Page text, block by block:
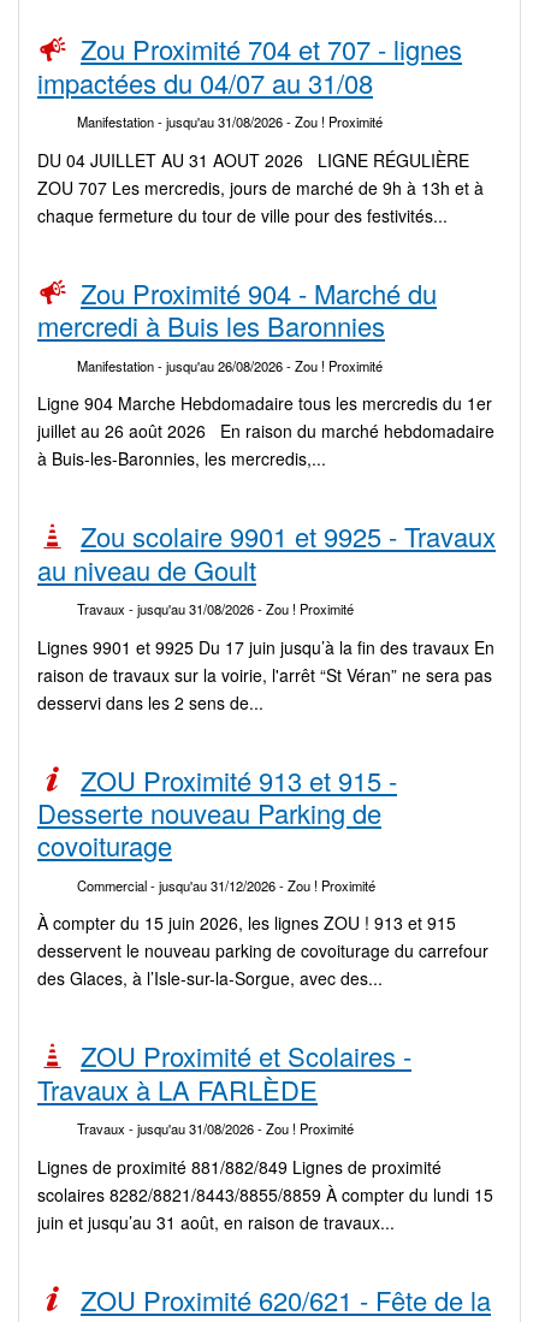
Zou Proximité 704 et 707 - lignes
impactées du 04/07 au 31/08
Manifestation- jusqu'au 31/08/2026- Zou ! Proximité
DU 04 JUILLET AU 31 AOUT 2026 LIGNE RÉGULIÈRE
ZOU 707 Les mercredis, jours de marché de 9h à 13h et à
chaque fermeture du tour de ville pour des festivités...
Zou Proximité 904 - Marché du
mercredi à Buis les Baronnies
Manifestation- jusqu'au 26/08/2026- Zou ! Proximité
Ligne 904 Marche Hebdomadaire tous les mercredis du 1er
juillet au 26 août 2026 En raison du marché hebdomadaire
à Buis-les-Baronnies, les mercredis,...
Zou scolaire 9901 et 9925 - Travaux
au niveau de Goult
Travaux - jusqu'au 31/08/2026- Zou ! Proximité
Lignes 9901 et 9925 Du 17 juin jusqu’à la fin des travaux En
raison de travaux sur la voirie, l'arrêt “St Véran” ne sera pas
desservi dans les 2 sens de...
ZOU Proximité 913 et 915 -
Desserte nouveau Parking de
covoiturage
Commercial- jusqu'au 31/12/2026- Zou ! Proximité
À compter du 15 juin 2026, les lignes ZOU ! 913 et 915
desservent le nouveau parking de covoiturage du carrefour
des Glaces, à l’Isle-sur-la-Sorgue, avec des...
ZOU Proximité et Scolaires -
Travaux à LA FARLÈDE
Travaux - jusqu'au 31/08/2026- Zou ! Proximité
Lignes de proximité 881/882/849 Lignes de proximité
scolaires 8282/8821/8443/8855/8859 À compter du lundi 15
juin et jusqu’au 31 août, en raison de travaux...
ZOU Proximité 620/621 - Fête de la